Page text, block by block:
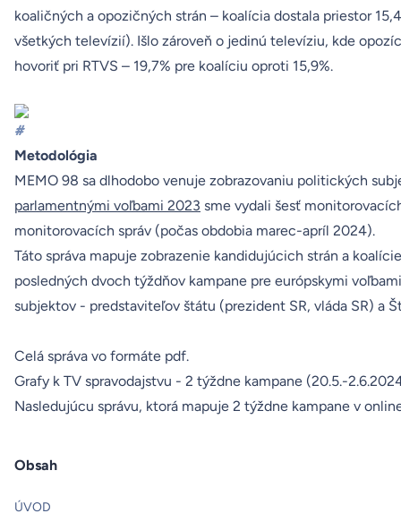
koaličných a opozičných strán – koalícia dostala priestor
všetkých televízií). Išlo zároveň o jedinú televíziu, kde
hovoriť pri RTVS – 19,7% pre koalíciu oproti 15,9%.
#
Metodológia
MEMO 98 sa dlhodobo venuje zobrazovaniu politických
parlamentnými voľbami 2023 sme vydali šesť
monitorovacích správ (počas obdobia marec-apríl 2024).
Táto správa mapuje zobrazenie kandidujúcich strán a
posledných dvoch týždňov kampane pre európskymi
subjektov - predstaviteľov štátu (prezident SR, vláda SR) a
Celá správa vo formáte pdf.
Grafy k TV spravodajstvu - 2 týždne kampane (20.5.-
Nasledujúcu správu, ktorá mapuje 2 týždne kampane v
Obsah
ÚVOD